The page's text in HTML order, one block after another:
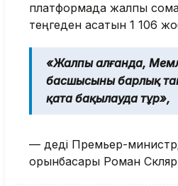
платформада жалпы
теңгеден асатын 1 106
«Жалпы алғанда,
басшысының барлық
қатаң бақылауда тұр»,
— деді Премьер-
орынбасары Роман